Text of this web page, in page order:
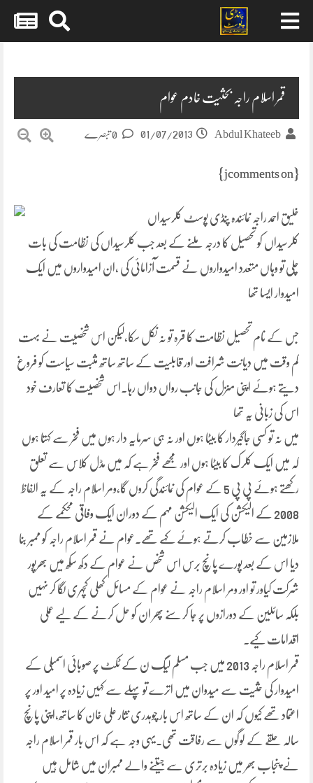
قمر اسلام راجہ بحثیت خادم عوام
Abdul Khateeb
01/07/2013
{jcomments on}
خلیق احمد راجہ نمائندہ پنڈی پوسٹ کلرسیداں
کلرسیداں کو تحصیل کا درجہ ملنے کے بعد جب کلرسیداں کی نظامت کی بات
چلی تو وہاں متعدد امیدواروں نے قسمت آزامائی کی ،ان امیدواروں میں ایک
امیدوار ایسا تھا
جس کے نام تحصیل نظامت کا قرہ تو نہ نکل سکا،لیکن اس شخصیت نے بہت
کم وقت میں دیانت شرافت اور قابلیت کے ساتھ ساتھ مثبت سیاست کو فروغ
دیتے ہوئے اپنی منزل کی جانب رواں دواں رہا۔اس شخصیت کا تعارف خود
اس کی زبانی یہ تھا
میں نہ تو کسی جاگیردار کا بیٹا ہوں اور نہ ہی سرمایہ دار ہوں میں فخر سے کہتا ہوں
کہ میں ایک کلرک کا بیٹا ہوں اور مجھے فخر ہے کہ میں مڈل کلاس سے تعلق
رکھتے ہوئے پی پی 5 کے عوام کی نمائندگی کروں گا،ومر اسلام راجہ کے یہ الفاظ
2008 کے الیکشن کی ایک الیکشن مہم کے دوران ایک وفاقی محکمے کے
ملازمین سے خطاب کرتے ہوئے کہے تھے۔عوام نے قمر اسلام راجہ کو ممبر بنا
دیا اس کے بعد پورے پانچ برس اس شخص نے عوام کے دکھ سکھ میں بھرپور
شرکت کیاور تو اور ومر اسلام راجہ نے عوام کے مسائل کھلی کچہری لگا کر نہیں
بلکہ سائلین کے دورازوں پر جا کر سنے پھر ان کو حل کرنے کے لیے عملی
اقدامات کیے۔
قمر اسلام راجہ 2013 میں جب مسلم لیگ ن کے ٹکٹ پر صوبائی اسمبلی کے
امیدوار کی حثیت سے میدوان میں اترے تو پہلے سے کہیں زیادہ پر امید اور پر
اعتماد تھے کیوں کہ ان کے ساتھ اس بار چوہدری نثار علی خان کا ساتھ،اپنی پانچ
سالہ حلقے کے لوگوں سے رفاقت تھی۔یہی وجہ ہے کہ اس بار قمر اسلام راجہ
نے پنجاب بھر میں زیادہ برتری سے جیتنے والے ممبران میں شامل ہیں